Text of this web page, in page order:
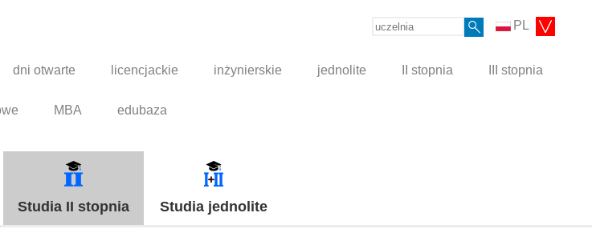
PL
dni otwarte licencjackie inżynierskie jednolite II stopnia III stopnia
MBA edubaza
Studia II stopnia Studia jednolite